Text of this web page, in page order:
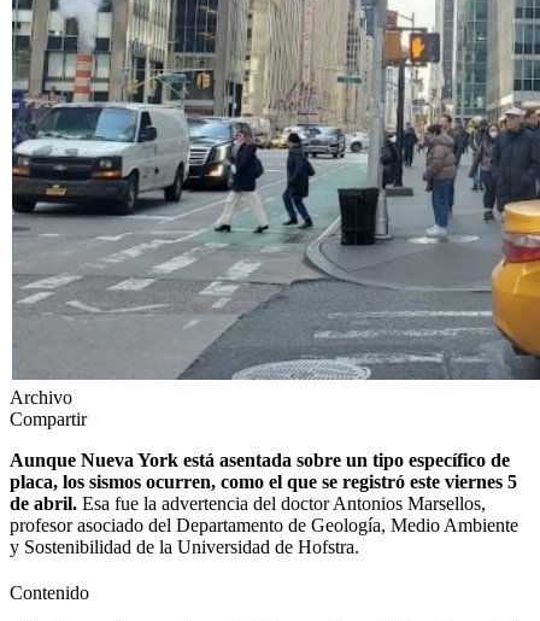
Archivo
Compartir
Aunque Nueva York está asentada sobre un tipo específico de
placa, los sismos ocurren, como el que se registró este viernes 5
de abril. Esa fue la advertencia del doctor Antonios Marsellos,
profesor asociado del Departamento de Geología, Medio Ambiente
y Sostenibilidad de la Universidad de Hofstra.
Contenido